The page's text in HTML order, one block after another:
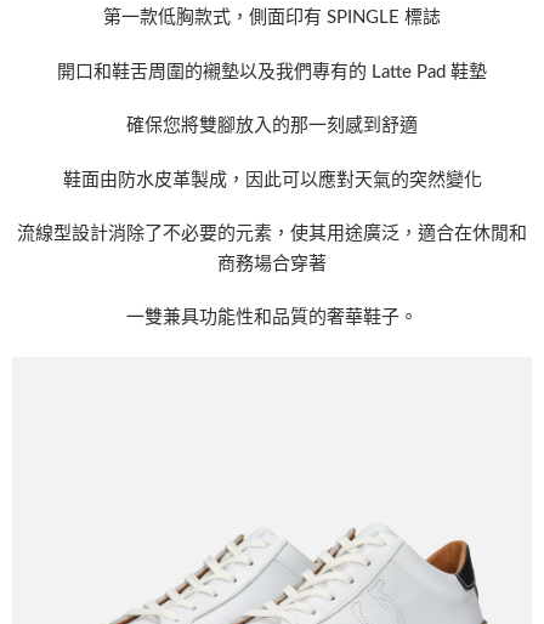
全家取貨付款
7-11取貨付款
第一款低胸款式，側面印有 SPINGLE 標誌
開口和鞋舌周圍的襯墊以及我們專有的 Latte Pad 鞋墊
確保您將雙腳放入的那一刻感到舒適
鞋面由防水皮革製成，因此可以應對天氣的突然變化
流線型設計消除了不必要的元素，使其用途廣泛，適合在休閒和
商務場合穿著
一雙兼具功能性和品質的奢華鞋子。